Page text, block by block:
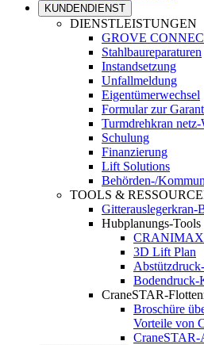
KUNDENDIENST
DIENSTLEISTUNGEN
GROVE
Stahlbaureparaturen
Instandsetzung
Unfallmeldung
Eigentümerwechsel
Formular zur
Turmdrehkran netz-
Schulung
Finanzierung
Lift Solutions
Behörden-/
TOOLS &
Gitterauslegerkran-
Hubplanungs-Tools
3D Lift Plan
Bodendruck-
CraneSTAR-
Broschüre
Vorteile von